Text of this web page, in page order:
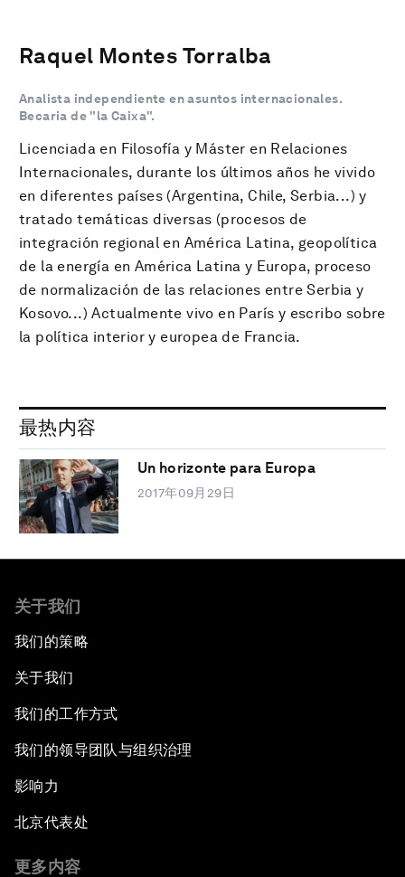
Raquel Montes Torralba
Analista independiente en asuntos internacionales.
Becaria de "la Caixa".
Licenciada en Filosofía y Máster en Relaciones
Internacionales, durante los últimos años he vivido
en diferentes países (Argentina, Chile, Serbia...) y
tratado temáticas diversas (procesos de
integración regional en América Latina, geopolítica
de la energía en América Latina y Europa, proceso
de normalización de las relaciones entre Serbia y
Kosovo...) Actualmente vivo en París y escribo sobre
la política interior y europea de Francia.
最热内容
Un horizonte para Europa
2017年09月29日
关于我们
我们的策略
关于我们
我们的工作方式
我们的领导团队与组织治理
影响力
北京代表处
更多内容